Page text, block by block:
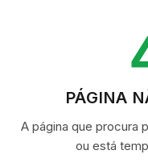
PÁGINA
A página que procura
ou está